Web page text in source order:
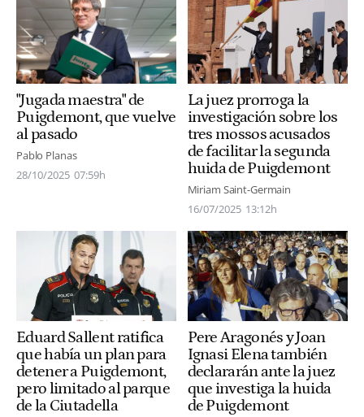
"Jugada maestra" de
Puigdemont, que vuelve
al pasado
Pablo Planas
28/10/2025 07:59h
La juez prorroga la
investigación sobre los
tres mossos acusados
de facilitar la segunda
huida de Puigdemont
Miriam Saint-Germain
16/07/2025 13:12h
Eduard Sallent ratifica
que había un plan para
detener a Puigdemont,
pero limitado al parque
de la Ciutadella
Pere Aragonés y Joan
Ignasi Elena también
declararán ante la juez
que investiga la huida
de Puigdemont